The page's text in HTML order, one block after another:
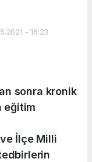
- 16:23
sonra kronik
eğitim
İlçe Milli